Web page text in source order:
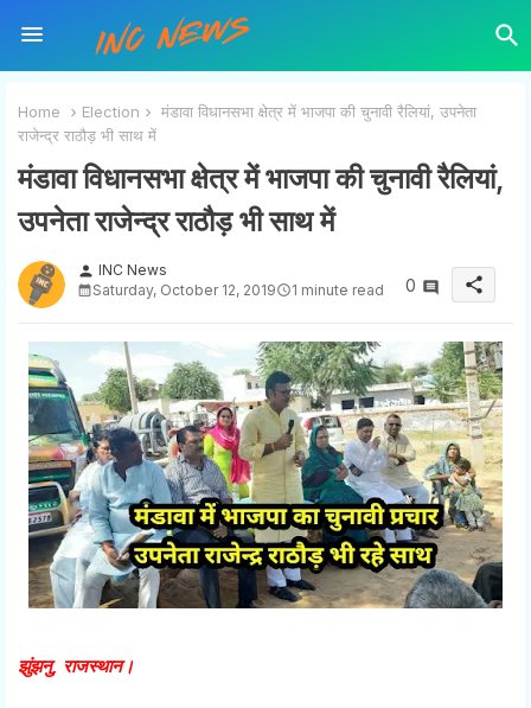
Home Election
मंडावा विधानसभा क्षेत्र में भाजपा की चुनावी रैलियां, उपनेता
राजेन्द्र राठौड़ भी साथ में
मंडावा विधानसभा क्षेत्र में भाजपा की चुनावी रैलियां,
उपनेता राजेन्द्र राठौड़ भी साथ में
person INC News
Saturday, October 12, 2019
1 minute read 0 share
झुंझनु, राजस्थान।